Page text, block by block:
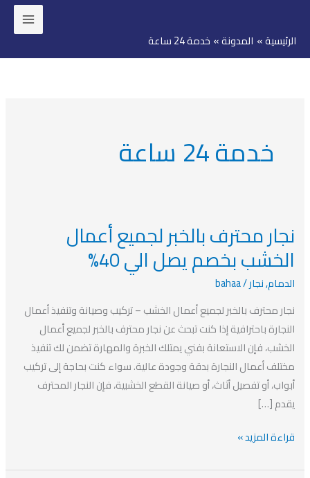
المحتوى
الرئيسية المدونة خدمة 24 ساعة
خدمة 24 ساعة
نجار محترف بالخبر لجميع أعمال
الخشب بخصم يصل الي 40%
الدمام,نجار/
bahaa
نجار محترف بالخبر لجميع أعمال الخشب – تركيب وصيانة وتنفيذ أعمال
النجارة باحترافية إذا كنت تبحث عن نجار محترف بالخبر لجميع أعمال
الخشب، فإن الاستعانة بفني يمتلك الخبرة والمهارة تضمن لك تنفيذ
مختلف أعمال النجارة بدقة وجودة عالية. سواء كنت بحاجة إلى تركيب
أبواب، أو تفصيل أثاث، أو صيانة القطع الخشبية، فإن النجار المحترف
يقدم […]
نجار
محترف
بالخبر
لجميع
أعمال
الخشب
بخصم
يصل
الي
40%
قراءة المزيد »